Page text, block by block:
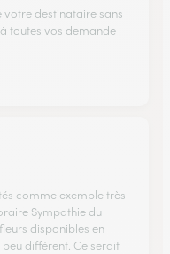
votre destinataire sans
toutes vos demande
comme exemple très
Sympathie du
disponibles en
différent. Ce serait